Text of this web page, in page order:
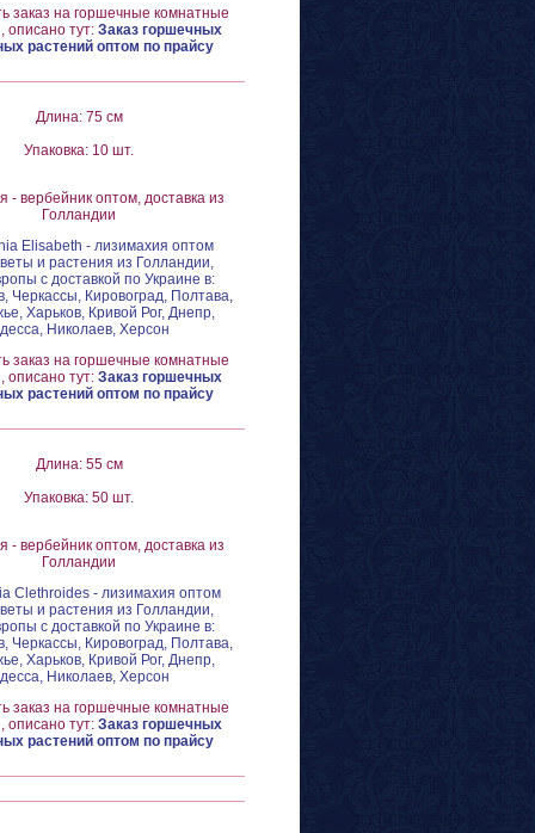
заказ на горшечные комнатные
описано тут: Заказ горшечных
растений оптом по прайсу
Длина: 75 см
Упаковка: 10 шт.
- вербейник оптом, доставка из
Голландии
Elisabeth - лизимахия оптом
и растения из Голландии,
с доставкой по Украине в:
Черкассы, Кировоград, Полтава,
Харьков, Кривой Рог, Днепр,
Николаев, Херсон
заказ на горшечные комнатные
описано тут: Заказ горшечных
растений оптом по прайсу
Длина: 55 см
Упаковка: 50 шт.
- вербейник оптом, доставка из
Голландии
Clethroides - лизимахия оптом
и растения из Голландии,
с доставкой по Украине в:
Черкассы, Кировоград, Полтава,
Харьков, Кривой Рог, Днепр,
Николаев, Херсон
заказ на горшечные комнатные
описано тут: Заказ горшечных
растений оптом по прайсу